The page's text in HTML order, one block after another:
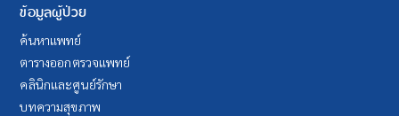
ข้อมูลผู้ป่วย
ค้นหาแพทย์
ตารางออกตรวจแพทย์
คลินิกและศูนย์รักษา
บทความสุขภาพ